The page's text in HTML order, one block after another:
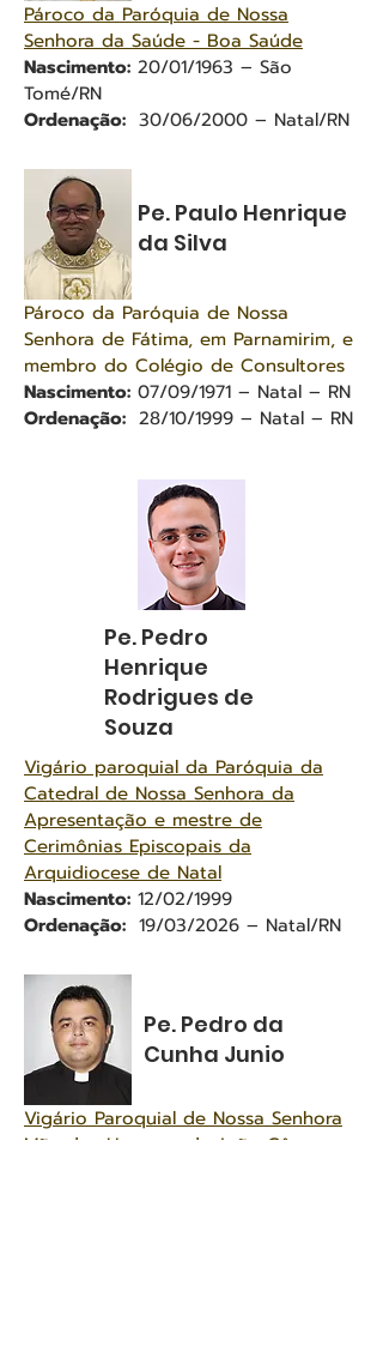
Pároco da Paróquia de Nossa
Senhora da Saúde - Boa Saúde
Nascimento: 20/01/1963 – São
Tomé/RN
Ordenação: 30/06/2000 – Natal/RN
Pe. Paulo Henrique
da Silva
Pároco da Paróquia de Nossa
Senhora de Fátima, em Parnamirim, e
membro do Colégio de Consultores
Nascimento: 07/09/1971 – Natal – RN
Ordenação: 28/10/1999 – Natal – RN
Pe. Pedro
Henrique
Rodrigues de
Souza
Vigário paroquial da Paróquia da
Catedral de Nossa Senhora da
Apresentação e mestre de
Cerimônias Episcopais da
Arquidiocese de Natal
Nascimento: 12/02/1999
Ordenação: 19/03/2026 – Natal/RN
Pe. Pedro da
Cunha Junio
Vigário Paroquial de Nossa Senhora
Mãe dos Homens, de João Câmara e